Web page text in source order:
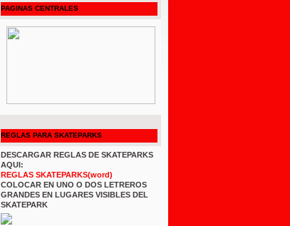
PAGINAS CENTRALES
REGLAS PARA SKATEPARKS
DESCARGAR REGLAS DE SKATEPARKS
AQUI:
REGLAS SKATEPARKS(word)
COLOCAR EN UNO O DOS LETREROS
GRANDES EN LUGARES VISIBLES DEL
SKATEPARK